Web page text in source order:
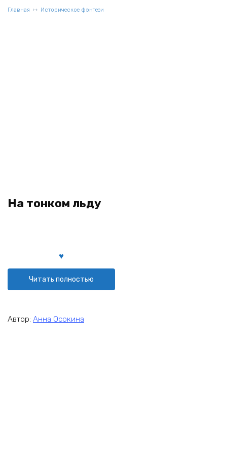
Главная Историческое фэнтези
На тонком льду
Читать полностью
Автор: Анна Осокина